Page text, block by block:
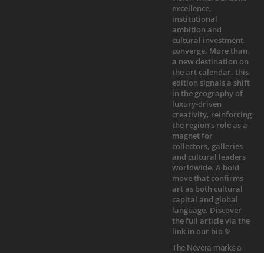
The Nevera marks a